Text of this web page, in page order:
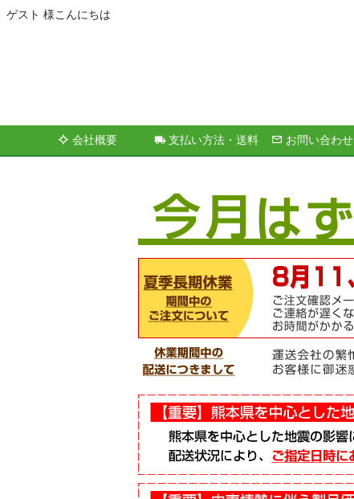
ゲスト 様こんにちは
会社概要 支払い方法・送料 お問い合わせ